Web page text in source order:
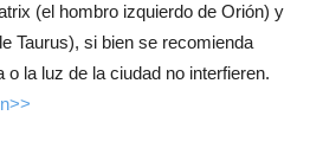
(el hombro izquierdo de Orión) y
Taurus), si bien se recomienda
o la luz de la ciudad no interfieren.